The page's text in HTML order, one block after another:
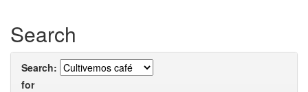
Search
Search:
for